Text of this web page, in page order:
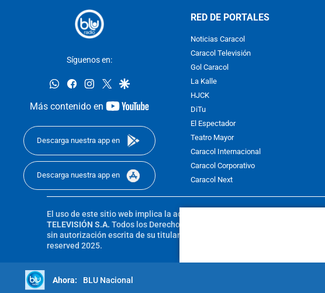
Síguenos en:
whatsappfacebookinstagram
twittergoogle
Más contenido en
youtube-
Descarga nuestra app en
Descarga nuestra app en
RED DE PORTALES
Noticias Caracol
Caracol Televisión
Gol Caracol
La Kalle
HJCK
DiTu
El Espectador
Teatro Mayor
Caracol Internacional
Caracol Corporativo
Caracol Next
El uso de este sitio web implica la aceptación de los
TELEVISIÓN S.A. Todos los Derechos Reservados D.R.A. Prohibida su
sin autorización escrita de su titular. Reproduction in whole or in part, or
reserved 2025.
BLU Nacional